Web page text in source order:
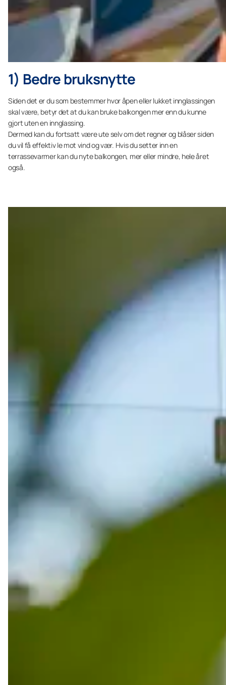
1) Bedre bruksnytte
Siden det er du som bestemmer hvor åpen eller lukket innglassingen
skal være, betyr det at du kan bruke balkongen mer enn du kunne
gjort uten en innglassing.
Dermed kan du fortsatt være ute selv om det regner og blåser siden
du vil få effektiv le mot vind og vær. Hvis du setter inn en
terrassevarmer kan du nyte balkongen, mer eller mindre, hele året
også.